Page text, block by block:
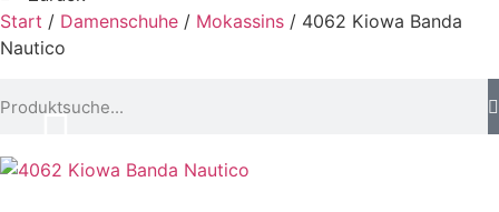
Start / Damenschuhe / Mokassins / 4062 Kiowa Banda
Nautico